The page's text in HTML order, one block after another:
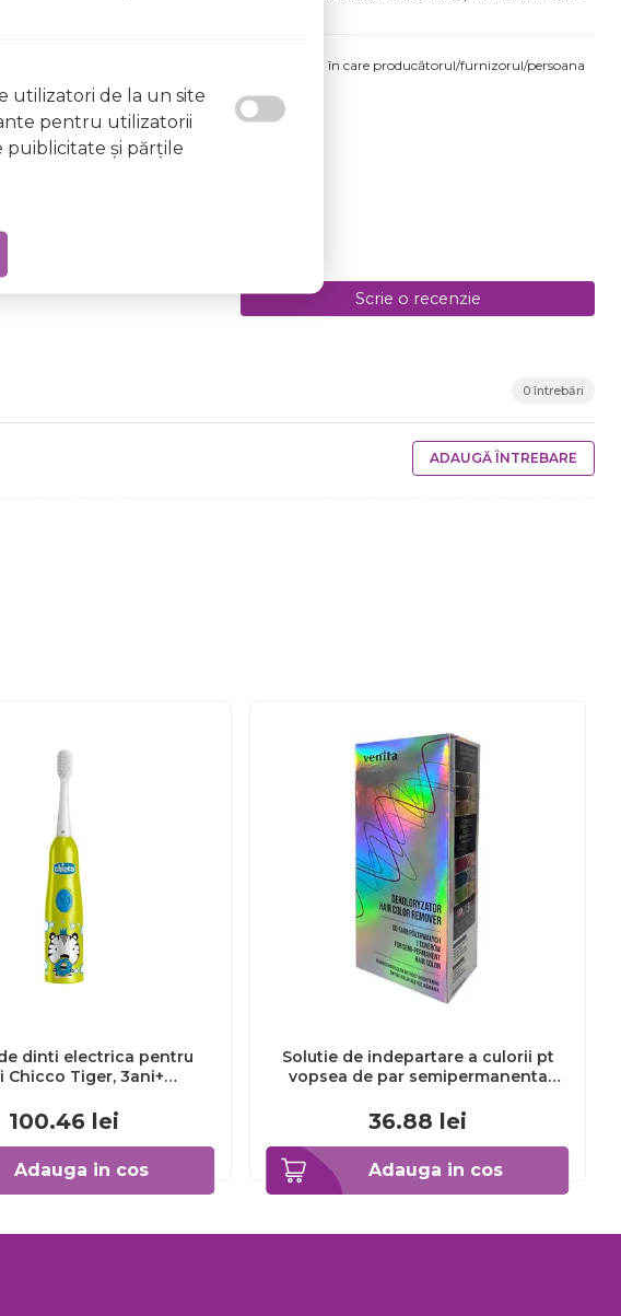
de cele ale produsului comandat pot fi acelea în care producătorul/furnizorul/persoana
informația de pe etichetele produsului fizic.
08.08.2026
Scrie o recenzie
0 întrebări
ADAUGĂ ÎNTREBARE
Adauga in cos
dinti electrica pentru
Chicco Tiger, 3ani+
100.46 lei
Adauga in cos
Solutie de indepartare a culorii pt
vopsea de par semipermanenta
ml
36.88 lei
utilizatori de la un site
pentru utilizatorii
puiblicitate şi părţile